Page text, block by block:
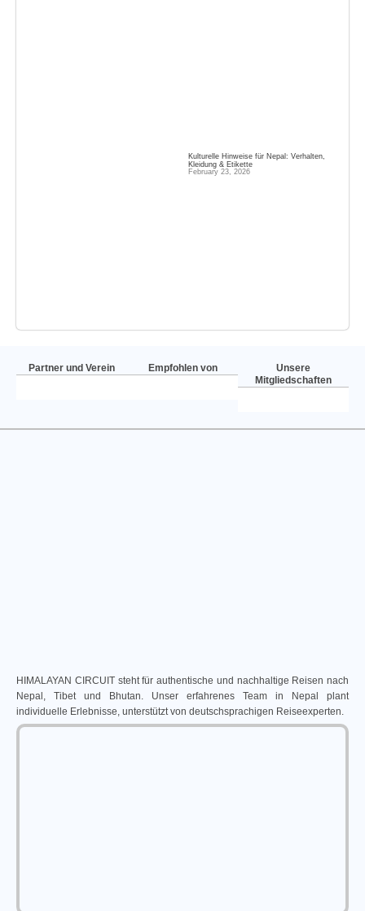
Kulturelle Hinweise für Nepal: Verhalten,
Kleidung & Etikette
February 23, 2026
Partner und Verein Empfohlen von
Unsere
Mitgliedschaften
HIMALAYAN CIRCUIT steht für authentische und nachhaltige Reisen nach
Nepal, Tibet und Bhutan. Unser erfahrenes Team in Nepal plant
individuelle Erlebnisse, unterstützt von deutschsprachigen Reiseexperten.